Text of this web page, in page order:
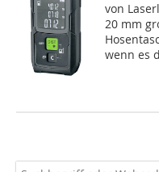
von
20 mm
wenn es